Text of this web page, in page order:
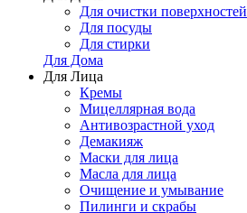
Для очистки поверхностей
Для посуды
Для стирки
Для Дома
Для Лица
Кремы
Мицеллярная вода
Антивозрастной уход
Демакияж
Маски для лица
Масла для лица
Очищение и умывание
Пилинги и скрабы